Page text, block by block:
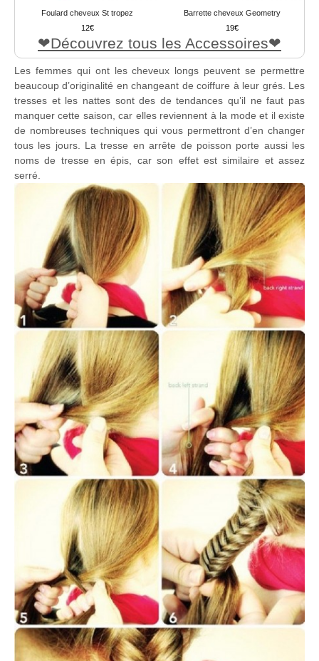
Foulard cheveux St tropez
12
Barrette cheveux Geometry
19
Découvrez tous les Accessoires
Les femmes qui ont les cheveux longs peuvent se permettre
beaucoup d’originalité en changeant de coiffure à leur grés. Les
tresses et les nattes sont des de tendances qu’il ne faut pas
manquer cette saison, car elles reviennent à la mode et il existe
de nombreuses techniques qui vous permettront d’en changer
tous les jours. La tresse en arrête de poisson porte aussi les
noms de tresse en épis, car son effet est similaire et assez
serré.